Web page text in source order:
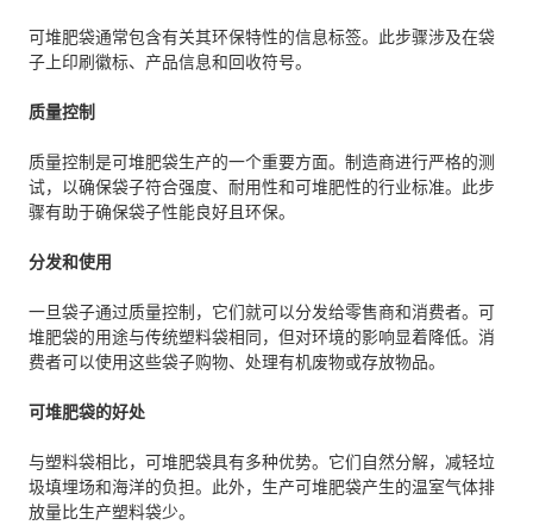
可堆肥袋通常包含有关其环保特性的信息标签。此步骤涉及在袋
子上印刷徽标、产品信息和回收符号。
质量控制
质量控制是可堆肥袋生产的一个重要方面。制造商进行严格的测
试，以确保袋子符合强度、耐用性和可堆肥性的行业标准。此步
骤有助于确保袋子性能良好且环保。
分发和使用
一旦袋子通过质量控制，它们就可以分发给零售商和消费者。可
堆肥袋的用途与传统塑料袋相同，但对环境的影响显着降低。消
费者可以使用这些袋子购物、处理有机废物或存放物品。
可堆肥袋的好处
与塑料袋相比，可堆肥袋具有多种优势。它们自然分解，减轻垃
圾填埋场和海洋的负担。此外，生产可堆肥袋产生的温室气体排
放量比生产塑料袋少。